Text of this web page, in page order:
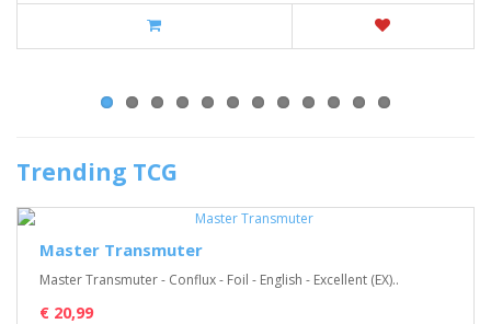
Trending TCG
Master Transmuter
Master Transmuter - Conflux - Foil - English - Excellent (EX)..
€ 20,99